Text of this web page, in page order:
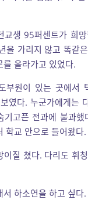
교생 95퍼센트가 희
을 가리지 않고 똑같
올라가고 있었다.
부원이 있는 곳에서
였다. 누군가에게는
기고픈 전과에 불과
학교 안으로 들어왔다.
이질 쳤다. 다리도 휘
하소연을 하고 싶다